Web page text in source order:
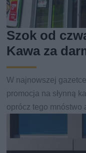
Szok od
Kawa za
W najnowszej
promocja na słynną
oprócz tego mnóstwo